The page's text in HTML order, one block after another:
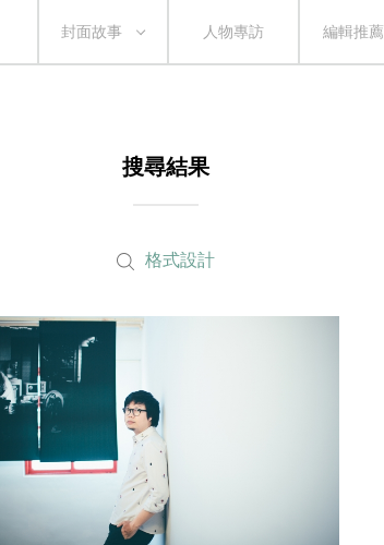
封面故事 人物專訪 編輯推薦
搜尋結果
格式設計